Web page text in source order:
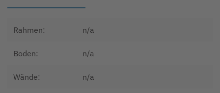
Rahmen: n/a
Boden: n/a
Wände: n/a